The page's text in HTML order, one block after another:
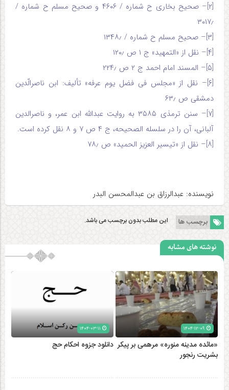
[۲]
– صحیح بخاری ح شماره / ۴۶۰۶ و صحیح مسلم ح شماره /
۳۰۱۷٫
[۳] – صحیح مسلم ح شماره / ۱۳۴۸٫
[۴] – نقل از «التمهید» ج ۱ ص ۱۲۰٫
[۵] – المسند امام احمد ج ۲ ص ۲۲۴٫
[۶] – نقل از «مجلس فی فضل یوم عرفه» تألیف: ابن ناصر‌الّدین
دمشقی ص ۶۳٫
[۷]
– سنن ترمذی ۳۵۸۵ به روایت عبدالله ابن عمر، و ناصرالدین
آلبانی، آن را در سلسله الصحیحه، ج ۴ ص ۷ و ۸ نقل کرده است.
[۸] – نقل از «تیسیر العزیز الحمید» ص ۷۸٫
نویسنده: عبدالرزاق بن عبدالمحسن البدر
برچسب ها این مطلب بدون برچسب می باشد.
نوشته های مشابه
«مائده مدینه منوره» مرهمی بر پیکر
بشریت رنجور
دانلود جزوه احکام حج